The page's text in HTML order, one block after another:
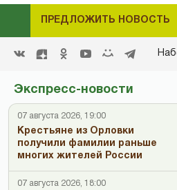
ПРЕДЛОЖИТЬ НОВОСТЬ
Экспресс-новости
07 августа 2026, 19:00
Крестьяне из Орловки
получили фамилии раньше
многих жителей России
07 августа 2026, 18:00